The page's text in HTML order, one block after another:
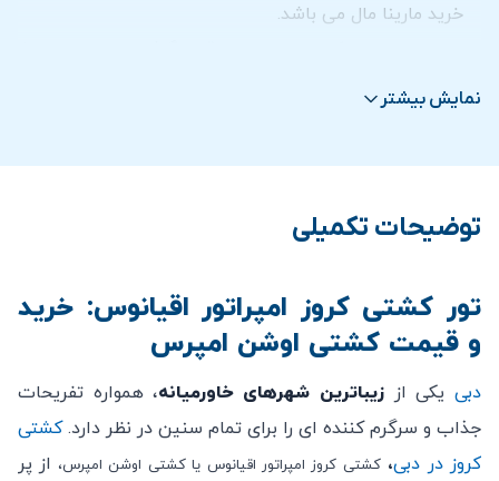
در کشتی کروز امپراتور اقیانوس از شما عزیزان با غذای بسیار
ها در دبی می باشد و لحظات خوشی را برای شما در کنار
خرید مارینا مال می باشد.
امکان پذیر نمی باشد.
نمایش بیشتر
توضیحات تکمیلی
تور کشتی کروز امپراتور اقیانوس: خرید
و قیمت کشتی اوشن امپرس
دبییکی اززیباترین شهرهای خاورمیانه، همواره تفریحات
جذاب و سرگرم کننده ای را برای تمام سنین در نظر دارد.کشتی
کروز در دبی،کشتی کروز امپراتور اقیانوس یا کشتی اوشن امپرس، از پر